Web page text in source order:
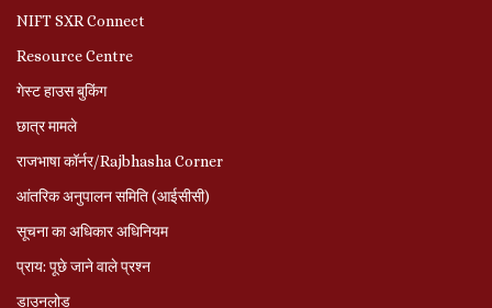
NIFT SXR Connect
Resource Centre
गेस्ट हाउस बुकिंग
छात्र मामले
राजभाषा कॉर्नर/Rajbhasha Corner
आंतरिक अनुपालन समिति (आईसीसी)
सूचना का अधिकार अधिनियम
प्राय: पूछे जाने वाले प्रश्‍न
डाउनलोड